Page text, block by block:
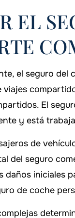
EL
el seguro
viajes
El
y está
de
del seguro
daños iniciales
de coche